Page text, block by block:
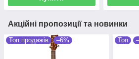
Акційні пропозиції та новинки
Топ продажів –6% Топ